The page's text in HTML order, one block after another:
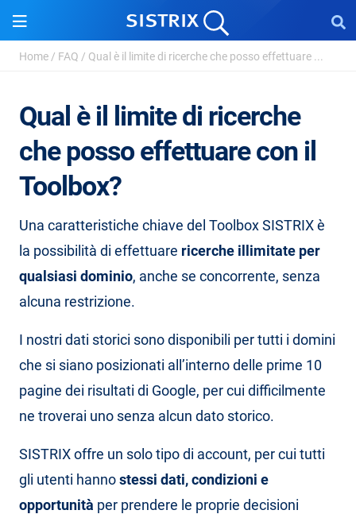
Home / FAQ / Qual è il limite di ricerche che posso effettuare ...
Qual è il limite di ricerche
che posso effettuare con il
Toolbox?
Una caratteristiche chiave del Toolbox SISTRIX è
la possibilità di effettuare ricerche illimitate per
qualsiasi dominio, anche se concorrente, senza
alcuna restrizione.
I nostri dati storici sono disponibili per tutti i domini
che si siano posizionati all’interno delle prime 10
pagine dei risultati di Google, per cui difficilmente
ne troverai uno senza alcun dato storico.
SISTRIX offre un solo tipo di account, per cui tutti
gli utenti hannostessi dati, condizioni e
opportunità per prendere le proprie decisioni